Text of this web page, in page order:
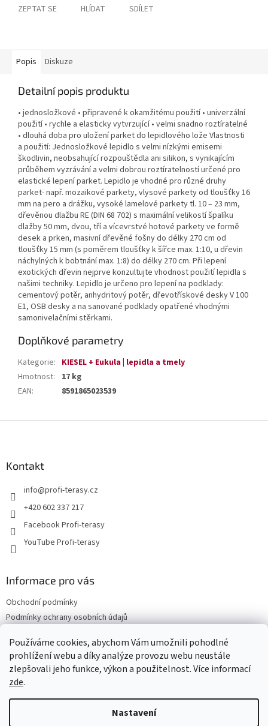
Používáme cookies, abychom Vám umožnili pohodlné
prohlížení webu a díky analýze provozu webu neustále
zlepšovali jeho funkce, výkon a použitelnost. Více informací
zde.
Nastavení
ZEPTAT SE HLÍDAT SDÍLET
Popis Diskuze
Detailní popis produktu
• jednosložkové • připravené k okamžitému použití • univerzální
použití • rychle a elasticky vytvrzující • velmi snadno roztíratelné
• dlouhá doba pro uložení parket do lepidlového lože Vlastnosti
a použití: Jednosložkové lepidlo s velmi nízkými emisemi
škodlivin, neobsahující rozpouštědla ani silikon, s vynikajícím
průběhem vyzrávání a velmi dobrou roztíratelností určené pro
elastické lepení parket. Lepidlo je vhodné pro různé druhy
parket- např. mozaikové parkety, vlysové parkety od tloušťky 16
mm na pero a drážku, vysoké lamelové parkety tl. 10 – 23 mm,
dřevěnou dlažbu RE (DIN 68 702) s maximální velikostí špalíku
dlažby 50 mm, dvou, tří a vícevrstvé hotové parkety ve formě
desek a prken, masivní dřevěné fošny do délky 270 cm od
tloušťky 15 mm (s poměrem tloušťky k šířce max. 1:10, u dřevin
náchylných k bobtnání max. 1:8) do délky 270 cm. Při lepení
exotických dřevin nejprve konzultujte vhodnost použití lepidla s
našimi techniky. Lepidlo je určeno pro lepení na podklady:
cementový potěr, anhydritový potěr, dřevotřískové desky V 100
E1, OSB desky a na sanované podklady opatřené vhodnými
samonivelačními stěrkami.
Doplňkové parametry
Kategorie: KIESEL + Eukula | lepidla a tmely
Hmotnost:
17 kg
EAN: 8591865023539
Kontakt
info@profi-terasy.cz
+420 602 337 217
Facebook Profi-terasy
YouTube Profi-terasy
Informace pro vás
Obchodní podmínky
Podmínky ochrany osobních údajů
Vrácení zboží a reklamace
Web Profi Terasy.cz
Vytvořil Shoptet